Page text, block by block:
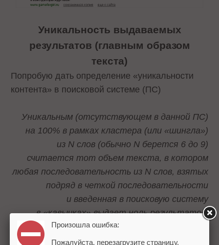
Уникальность выдаваемых
результатов (главным образом
текста)
Попробую дать определение «уникальности
контента» в поисковой системе (ПС)
Уникальным (отсутствующем в данной ПС)
на 100% в рамках кластера (или «шингла»)
из N слов (обычно N берется 6 до 9)
считается тот объем текста, в котором
любая последовательность из N слов, взятых
подряд в четкой последовательности
и введенная в поисковую систему
в «кавычках» выдает ноль результатов.
Муркетолог
Произошла ошибка:
Пожалуйста, перезагрузите страницу.